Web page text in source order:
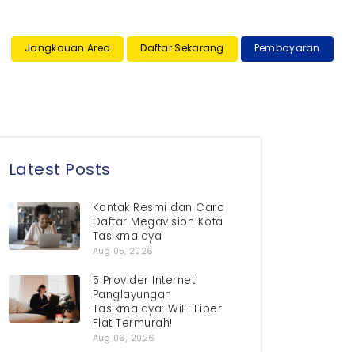
Jangkauan Area Daftar Sekarang Pembayaran
Latest Posts
Kontak Resmi dan Cara
Daftar Megavision Kota
Tasikmalaya
Aug 05, 2026
5 Provider Internet
Panglayungan
Tasikmalaya: WiFi Fiber
Flat Termurah!
Aug 06, 2026